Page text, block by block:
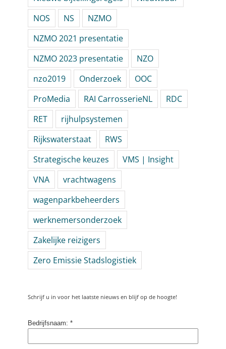
NOS
NS
NZMO
NZMO 2021 presentatie
NZMO 2023 presentatie
NZO
nzo2019
Onderzoek
OOC
ProMedia
RAI CarrosserieNL
RDC
RET
rijhulpsystemen
Rijkswaterstaat
RWS
Strategische keuzes
VMS | Insight
VNA
vrachtwagens
wagenparkbeheerders
werknemersonderzoek
Zakelijke reizigers
Zero Emissie Stadslogistiek
Schrijf u in voor het laatste nieuws en blijf op de hoogte!